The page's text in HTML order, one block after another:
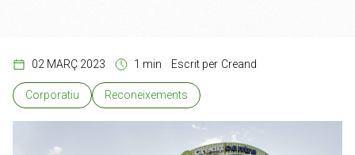
02 MARÇ 2023 1 min Escrit per Creand
Corporatiu Reconeixements